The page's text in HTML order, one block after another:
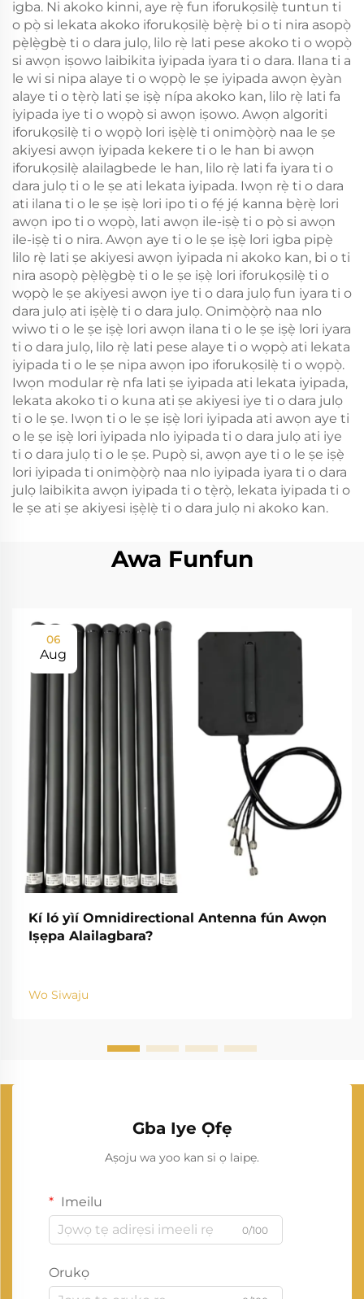
igba. Ni akoko kinni, aye rẹ̀ fun iforukọsilẹ̀ tuntun ti
o pọ̀ si lekata akoko iforukọsilẹ̀ bẹ̀rẹ̀ bi o ti nira asopọ̀
pẹ̀lẹ̀gbẹ̀ ti o dara julọ, lilo rẹ̀ lati pese akoko ti o wọpọ̀
si awọn iṣowo laibikita iyipada iyara ti o dara. Ilana ti a
le wi si nipa alaye ti o wọpọ̀ le ṣe iyipada awọn ẹ̀yàn
alaye ti o tẹ̀rọ̀ lati ṣe iṣẹ̀ nípa akoko kan, lilo rẹ̀ lati fa
iyipada iye ti o wọpọ̀ si awọn iṣowo. Awọn algoriti
iforukọsilẹ̀ ti o wọpọ̀ lori iṣẹ̀lẹ̀ ti onimọ̀ọ̀rọ̀ naa le ṣe
akiyesi awọn iyipada kekere ti o le han bi awọn
iforukọsilẹ̀ alailagbede le han, lilo rẹ̀ lati fa iyara ti o
dara julọ ti o le ṣe ati lekata iyipada. Iwọn rẹ̀ ti o dara
ati ilana ti o le ṣe iṣẹ̀ lori ipo ti o fẹ́ jẹ́ kanna bẹ̀rẹ̀ lori
awọn ipo ti o wọpọ̀, lati awọn ile-iṣẹ̀ ti o pọ̀ si awọn
ile-iṣẹ̀ ti o nira. Awọn aye ti o le ṣe iṣẹ̀ lori igba pipẹ̀
lilo rẹ̀ lati ṣe akiyesi awọn iyipada ni akoko kan, bi o ti
nira asopọ̀ pẹ̀lẹ̀gbẹ̀ ti o le ṣe iṣẹ̀ lori iforukọsilẹ̀ ti o
wọpọ̀ le ṣe akiyesi awọn iye ti o dara julọ fun iyara ti o
dara julọ ati iṣẹ̀lẹ̀ ti o dara julọ. Onimọ̀ọ̀rọ̀ naa nlo
wiwo ti o le ṣe iṣẹ̀ lori awọn ilana ti o le ṣe iṣẹ̀ lori iyara
ti o dara julọ, lilo rẹ̀ lati pese alaye ti o wọpọ̀ ati lekata
iyipada ti o le ṣe nipa awọn ipo iforukọsilẹ̀ ti o wọpọ̀.
Iwọn modular rẹ̀ nfa lati ṣe iyipada ati lekata iyipada,
lekata akoko ti o kuna ati ṣe akiyesi iye ti o dara julọ
ti o le ṣe. Iwọn ti o le ṣe iṣẹ̀ lori iyipada ati awọn aye ti
o le ṣe iṣẹ̀ lori iyipada nlo iyipada ti o dara julọ ati iye
ti o dara julọ ti o le ṣe. Pupọ̀ si, awọn aye ti o le ṣe iṣẹ̀
lori iyipada ti onimọ̀ọ̀rọ̀ naa nlo iyipada iyara ti o dara
julọ laibikita awọn iyipada ti o tẹ̀rọ̀, lekata iyipada ti o
le ṣe ati ṣe akiyesi iṣẹ̀lẹ̀ ti o dara julọ ni akoko kan.
Awa Funfun
06
Aug
Kí ló yìí Omnidirectional Antenna fún Awọn
Iṣẹpa Alailagbara?
Wo Siwaju
Gba Iye Ọfẹ
Aṣoju wa yoo kan si ọ laipẹ.
Imeilu
0/100
Orukọ